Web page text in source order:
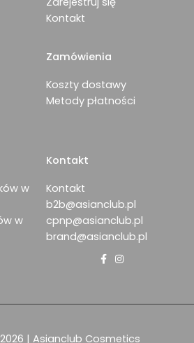
Kontakt
Zamówienia
Koszty dostawy
Metody płatności
w
w
Kontakt
Kontakt
b2b@asianclub.pl
cpnp@asianclub.pl
brand@asianclub.pl
| Asianclub Cosmetics